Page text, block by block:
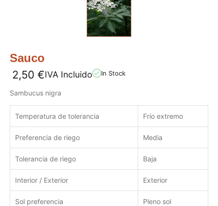
Sauco
2,50 €IVA Incluido In Stock
Sambucus nigra
Temperatura de tolerancia Frío extremo
Preferencia de riego Media
Tolerancia de riego Baja
Interior / Exterior Exterior
Sol preferencia Pleno sol